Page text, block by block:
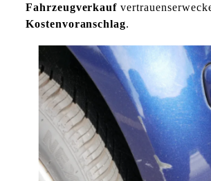
Fahrzeugverkauf
Kostenvoranschlag.